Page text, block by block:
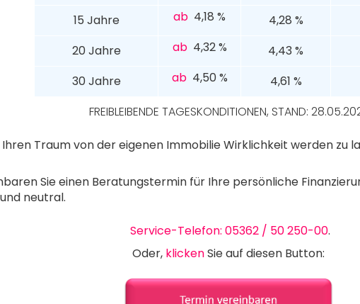
15 Jahre
ab 4,18 % 4,28 %
20 Jahre
ab 4,32 % 4,43 %
30 Jahre
ab4,50 % 4,61 %
FREIBLEIBENDE TAGESKONDITIONEN, STAND:
Traum von der eigenen Immobilie Wirklichkeit werden zu
Sie einen Beratungstermin für Ihre persönliche
neutral.
Service-Telefon: 05362 / 50 250-00.
Oder, klickenSie auf diesen Button: